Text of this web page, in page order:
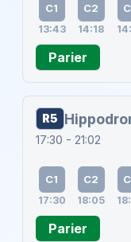
C1
13:43
C2
14:18
Parier
R5
17:30 - 21:02
C1
17:30
C2
18:05
Parier